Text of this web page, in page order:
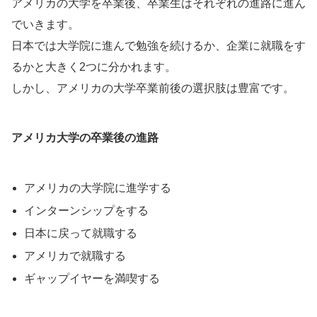
アメリカの大学を卒業後、卒業生はそれぞれの進路に進ん
でいきます。
日本では大学院に進んで勉強を続けるか、企業に就職をす
るかと大きく2つに分かれます。
しかし、アメリカの大学卒業前後の選択肢は豊富です。
アメリカ大学の卒業後の進路
アメリカの大学院に進学する
インターンシップをする
日本に戻って就職する
アメリカで就職する
ギャップイヤーを満喫する